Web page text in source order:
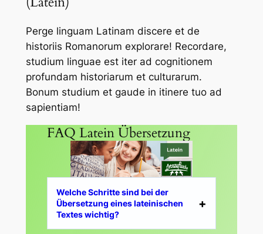
Perge linguam Latinam discere et de
historiis Romanorum explorare! Recordare,
studium linguae est iter ad cognitionem
profundam historiarum et culturarum.
Bonum studium et gaude in itinere tuo ad
sapientiam!
FAQ Latein Übersetzung
Welche Schritte sind bei der
Übersetzung eines lateinischen
Textes wichtig?